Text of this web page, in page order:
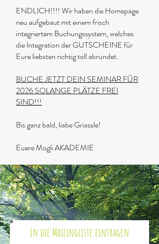
ENDLICH!!!! Wir haben die Homepage
neu aufgebaut mit einem frisch
integriertem Buchungssystem, welches
die Integration der GUTSCHEINE für
Eure liebsten richtig toll abrundet.
BUCHE JETZT DEIN SEMINAR FÜR
2026 SOLANGE PLÄTZE FREI
SIND!!!
Bis ganz bald, liabe Griassle!
Euere Mogli AKADEMIE
In die Mailingliste eintragen